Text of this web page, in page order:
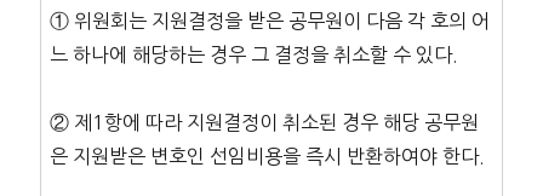
① 위원회는 지원결정을 받은 공무원이 다음 각 호의 어
느 하나에 해당하는 경우 그 결정을 취소할 수 있다.
② 제1항에 따라 지원결정이 취소된 경우 해당 공무원
은 지원받은 변호인 선임비용을 즉시 반환하여야 한다.